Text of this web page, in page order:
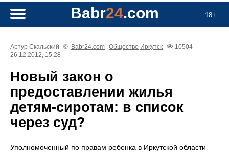
18+
Babr24.com
Артур Скальский © Babr24.com Общество Иркутск
10504
26.12.2012, 15:28
Новый закон о
предоставлении жилья
детям-сиротам: в список
через суд?
Уполномоченный по правам ребенка в Иркутской области